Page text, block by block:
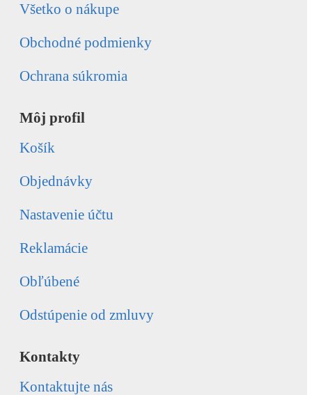
Všetko o nákupe
Obchodné podmienky
Ochrana súkromia
Môj profil
Košík
Objednávky
Nastavenie účtu
Reklamácie
Obľúbené
Odstúpenie od zmluvy
Kontakty
Kontaktujte nás